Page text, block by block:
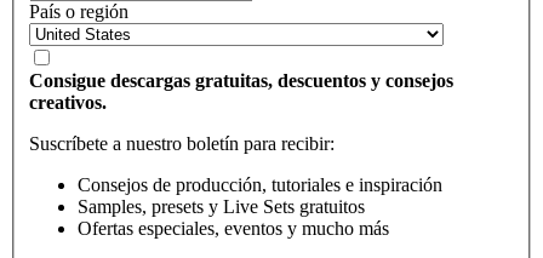
País o región
Consigue descargas gratuitas, descuentos y consejos
creativos.
Suscríbete a nuestro boletín para recibir:
Consejos de producción, tutoriales e inspiración
Samples, presets y Live Sets gratuitos
Ofertas especiales, eventos y mucho más